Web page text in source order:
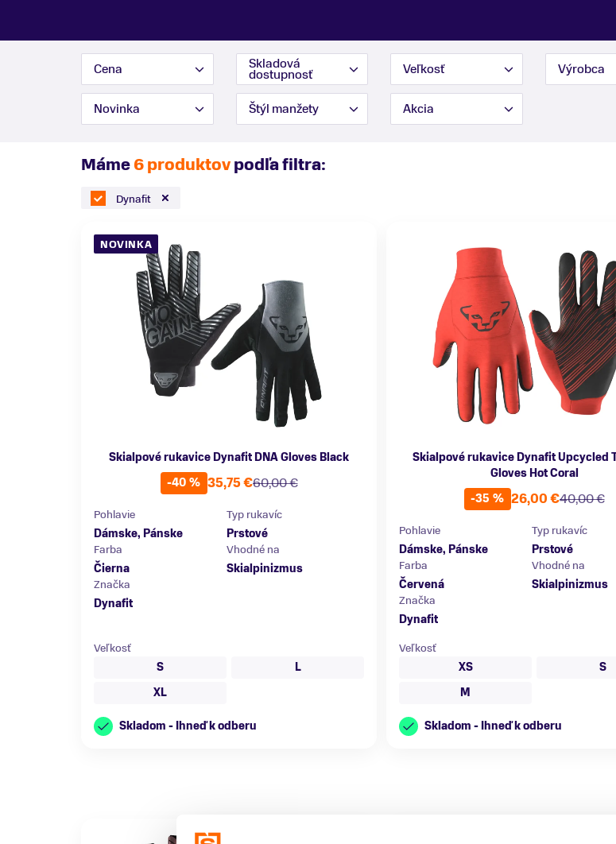
Cena Skladová
dostupnosť Veľkosť Výrobca
Novinka Štýl manžety Akcia
Máme6 produktovpodľa filtra:
Dynafit
NOVINKA
Skialpové rukavice Dynafit DNA Gloves Black
-40 %
60,00 €
35,75 €
Pohlavie
Dámske, Pánske
Typ rukavíc
Prstové
Farba
Čierna
Vhodné na
Skialpinizmus
Značka
Dynafit
Veľkosť
S
L
XL
Skladom - Ihneď k odberu
Skialpové rukavice Dynafit Upcycled
Gloves Hot Coral
-35 %
40,00 €
26,00 €
Pohlavie
Dámske, Pánske
Typ rukavíc
Prstové
Farba
Červená
Vhodné na
Skialpinizmus
Značka
Dynafit
Veľkosť
XS
S
M
Skladom - Ihneď k odberu